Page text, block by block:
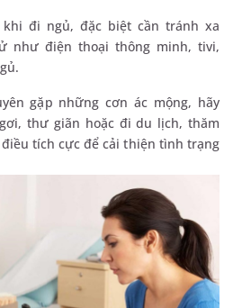
đi ngủ, đặc biệt cần tránh xa
như điện thoại thông minh, tivi,
gặp những cơn ác mộng, hãy
thư giãn hoặc đi du lịch, thăm
tích cực để cải thiện tình trạng